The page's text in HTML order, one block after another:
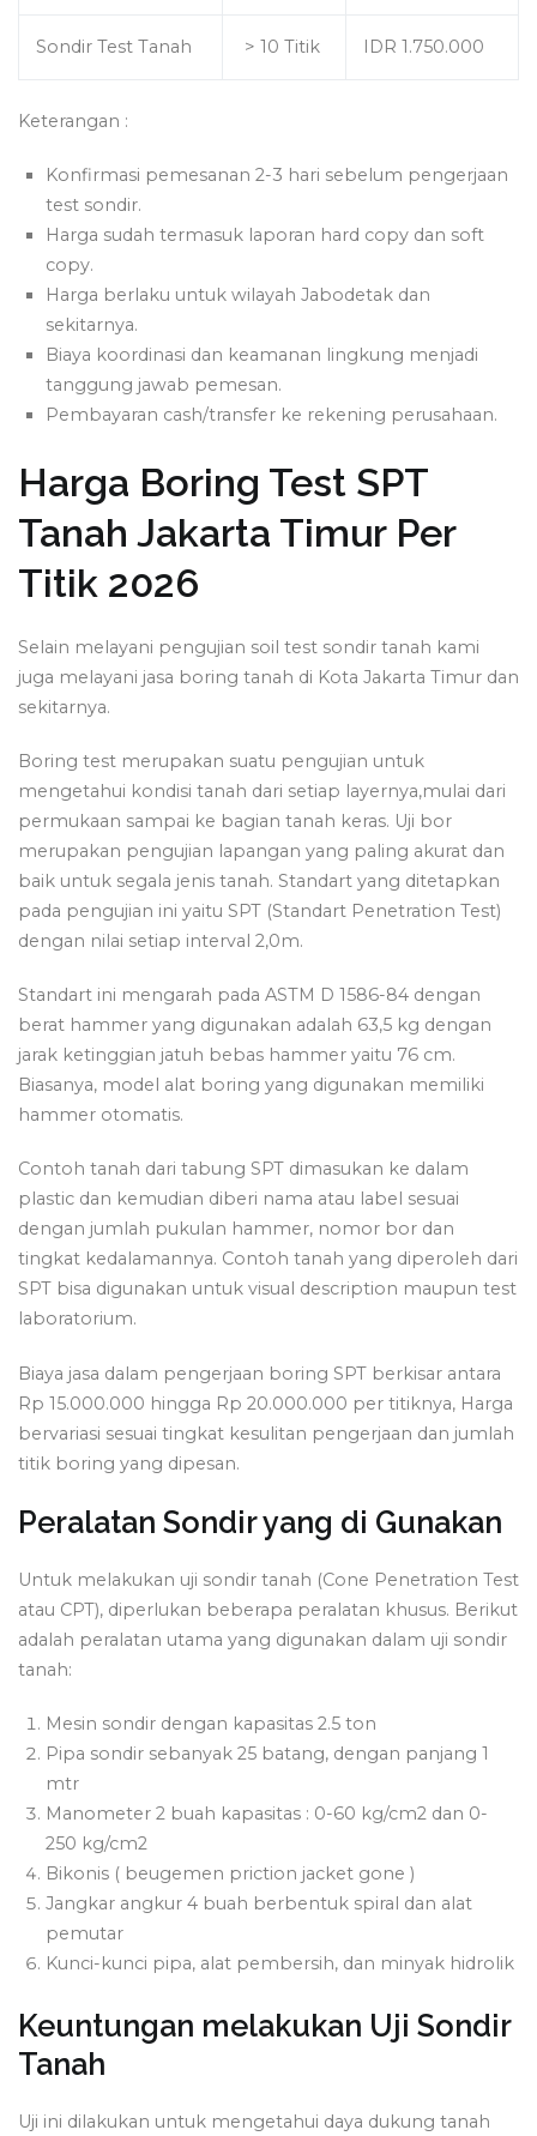
Sondir Test Tanah > 10 Titik IDR 1.750.000
Keterangan :
Konfirmasi pemesanan 2-3 hari sebelum pengerjaan
test sondir.
Harga sudah termasuk laporan hard copy dan soft
copy.
Harga berlaku untuk wilayah Jabodetak dan
sekitarnya.
Biaya koordinasi dan keamanan lingkung menjadi
tanggung jawab pemesan.
Pembayaran cash/transfer ke rekening perusahaan.
Harga Boring Test SPT
Tanah Jakarta Timur Per
Titik 2026
Selain melayani pengujian soil test sondir tanah kami
juga melayani jasa boring tanah di Kota Jakarta Timur dan
sekitarnya.
Boring test merupakan suatu pengujian untuk
mengetahui kondisi tanah dari setiap layernya,mulai dari
permukaan sampai ke bagian tanah keras. Uji bor
merupakan pengujian lapangan yang paling akurat dan
baik untuk segala jenis tanah. Standart yang ditetapkan
pada pengujian ini yaitu SPT (Standart Penetration Test)
dengan nilai setiap interval 2,0m.
Standart ini mengarah pada ASTM D 1586-84 dengan
berat hammer yang digunakan adalah 63,5 kg dengan
jarak ketinggian jatuh bebas hammer yaitu 76 cm.
Biasanya, model alat boring yang digunakan memiliki
hammer otomatis.
Contoh tanah dari tabung SPT dimasukan ke dalam
plastic dan kemudian diberi nama atau label sesuai
dengan jumlah pukulan hammer, nomor bor dan
tingkat kedalamannya. Contoh tanah yang diperoleh dari
SPT bisa digunakan untuk visual description maupun test
laboratorium.
Biaya jasa dalam pengerjaan boring SPT berkisar antara
Rp 15.000.000 hingga Rp 20.000.000 per titiknya, Harga
bervariasi sesuai tingkat kesulitan pengerjaan dan jumlah
titik boring yang dipesan.
Peralatan Sondir yang di Gunakan
Untuk melakukan uji sondir tanah (Cone Penetration Test
atau CPT), diperlukan beberapa peralatan khusus. Berikut
adalah peralatan utama yang digunakan dalam uji sondir
tanah:
Mesin sondir dengan kapasitas 2.5 ton
Pipa sondir sebanyak 25 batang, dengan panjang 1
mtr
Manometer 2 buah kapasitas : 0-60 kg/cm2 dan 0-
250 kg/cm2
Bikonis ( beugemen priction jacket gone )
Jangkar angkur 4 buah berbentuk spiral dan alat
pemutar
Kunci-kunci pipa, alat pembersih, dan minyak hidrolik
Keuntungan melakukan Uji Sondir
Tanah
Uji ini dilakukan untuk mengetahui daya dukung tanah